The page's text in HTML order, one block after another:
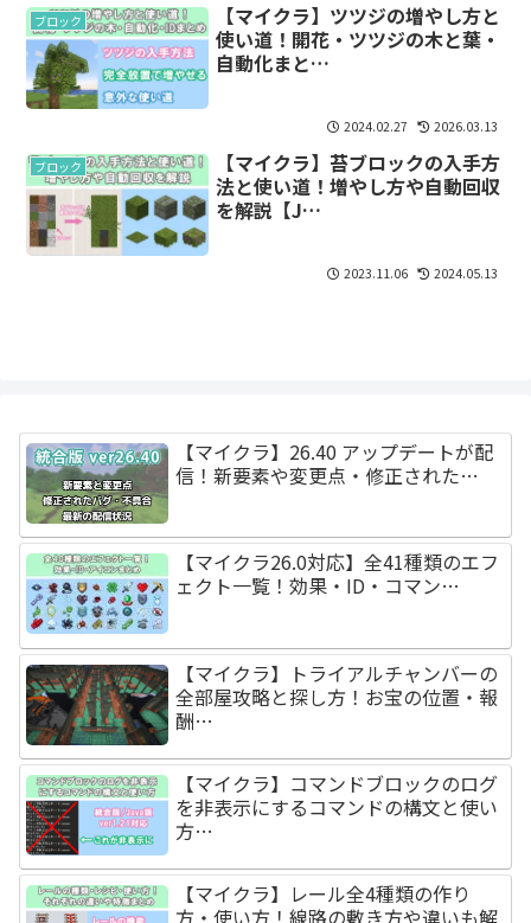
ブロック
【マイクラ】ツツジの増やし方と
使い道！開花・ツツジの木と葉・
自動化まと…
2024.02.27 2026.03.13
ブロック
【マイクラ】苔ブロックの入手方
法と使い道！増やし方や自動回収
を解説【J…
2023.11.06 2024.05.13
【マイクラ】26.40 アップデートが配
信！新要素や変更点・修正された…
【マイクラ26.0対応】全41種類のエフ
ェクト一覧！効果・ID・コマン…
【マイクラ】トライアルチャンバーの
全部屋攻略と探し方！お宝の位置・報
酬…
【マイクラ】コマンドブロックのログ
を非表示にするコマンドの構文と使い
方…
【マイクラ】レール全4種類の作り